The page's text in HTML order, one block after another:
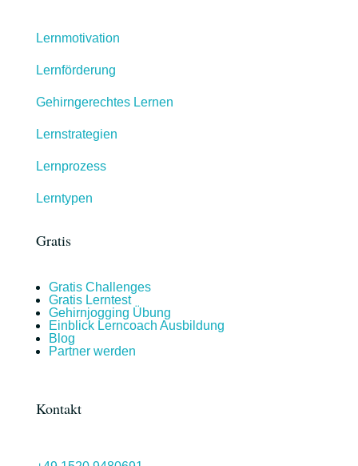
Lernmotivation
Lernförderung
Gehirngerechtes Lernen
Lernstrategien
Lernprozess
Lerntypen
Gratis
Gratis Challenges
Gratis Lerntest
Gehirnjogging Übung
Einblick Lerncoach Ausbildung
Blog
Partner werden
Kontakt